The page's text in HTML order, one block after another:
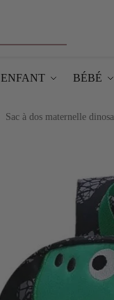
ENFANT BÉBÉ
Sac à dos maternelle